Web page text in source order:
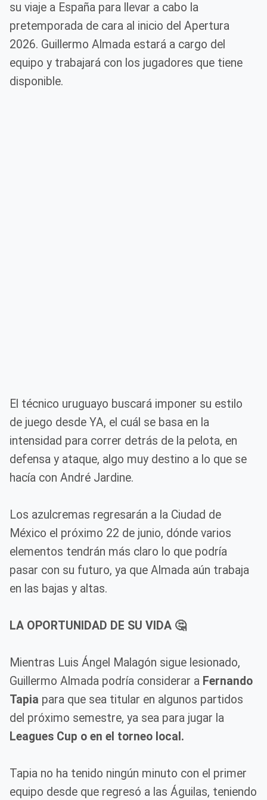
su viaje a España para llevar a cabo la
pretemporada de cara al inicio del Apertura
2026. Guillermo Almada estará a cargo del
equipo y trabajará con los jugadores que tiene
disponible.
El técnico uruguayo buscará imponer su estilo
de juego desde YA, el cuál se basa en la
intensidad para correr detrás de la pelota, en
defensa y ataque, algo muy destino a lo que se
hacía con André Jardine.
Los azulcremas regresarán a la Ciudad de
México el próximo 22 de junio, dónde varios
elementos tendrán más claro lo que podría
pasar con su futuro, ya que Almada aún trabaja
en las bajas y altas.
LA OPORTUNIDAD DE SU VIDA 🤔
Mientras Luis Ángel Malagón sigue lesionado,
Guillermo Almada podría considerar a Fernando
Tapia para que sea titular en algunos partidos
del próximo semestre, ya sea para jugar la
Leagues Cup o en el torneo local.
Tapia no ha tenido ningún minuto con el primer
equipo desde que regresó a las Águilas, teniendo